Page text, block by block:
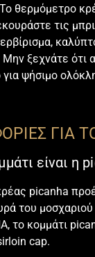
θερμόμετρο
τις
ξεχνάτε ότι
για ψήσιμο
ΓΙΑ
είναι η
picanha
του
το κομμάτι
cap.